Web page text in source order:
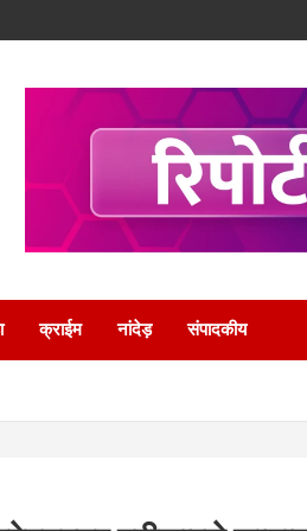
क्राईम नांदेड़ संपादकीय